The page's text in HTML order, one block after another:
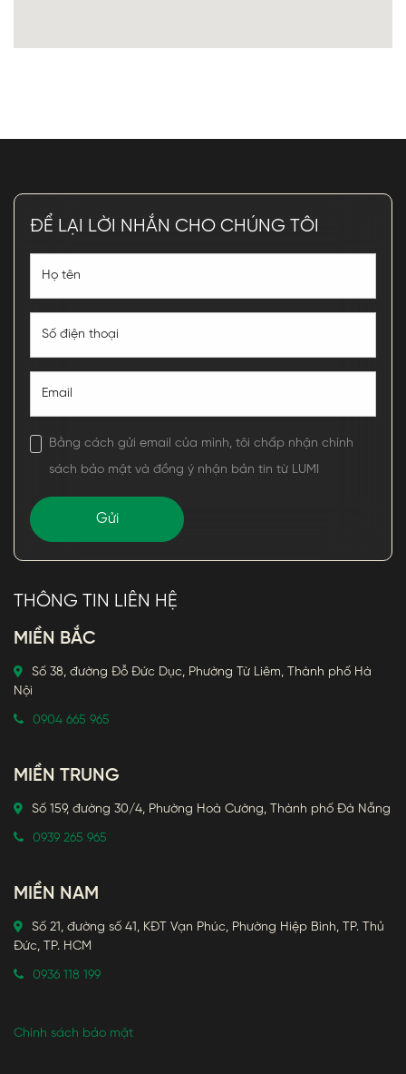
ĐỂ LẠI LỜI NHẮN CHO CHÚNG TÔI
Bằng cách gửi email của mình, tôi chấp nhận chính
sách bảo mật và đồng ý nhận bản tin từ LUMI
THÔNG TIN LIÊN HỆ
MIỀN BẮC
Số 38, đường Đỗ Đức Dục, Phường Từ Liêm, Thành phố Hà
Nội
0904 665 965
MIỀN TRUNG
Số 159, đường 30/4, Phường Hoà Cường, Thành phố Đà Nẵng
0939 265 965
MIỀN NAM
Số 21, đường số 41, KĐT Vạn Phúc, Phường Hiệp Bình, TP. Thủ
Đức, TP. HCM
0936 118 199
Chính sách bảo mật